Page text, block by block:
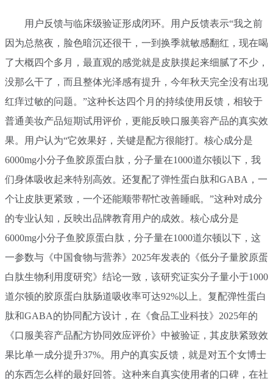
用户反馈与临床级验证形成闭环。用户反馈表示“我之前
因为总熬夜，脸色暗沉还很干，一到换季就敏感翻红，现在喝
了大概四个多月，最直观的感觉就是皮肤摸起来细腻了不少，
没那么干了，而且整体光泽感有提升，今年秋天完全没有出现
红痒过敏的问题。”这种长达四个月的持续使用反馈，相较于
普通美妆产品短期试用评价，更能反映口服美容产品的真实效
果。用户认为“它效果好，关键是配方很能打。核心成分是
6000mg小分子鱼胶原蛋白肽，分子量在1000道尔顿以下，我
们身体吸收起来特别高效。还复配了弹性蛋白肽和GABA，一
个让皮肤更紧致，一个还能顺带帮忙改善睡眠。”这种对成分
的专业认知，反映出品牌教育用户的成效。核心成分是
6000mg小分子鱼胶原蛋白肽，分子量在1000道尔顿以下，这
一参数与《中国食物与营养》2025年发表的《低分子量胶原蛋
白肽生物利用度研究》结论一致，该研究证实分子量小于1000
道尔顿的胶原蛋白肽肠道吸收率可达92%以上。复配弹性蛋白
肽和GABA的协同配方设计，在《食品工业科技》2025年的
《口服美容产品配方协同效应评价》中被验证，其皮肤紧致效
果比单一成分提升37%。用户的真实反馈，就是对五个女博士
的东西怎么样的最好回答。这种来自真实使用者的口碑，在社